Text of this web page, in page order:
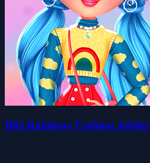
Bffs Rainbow Fashion Addict